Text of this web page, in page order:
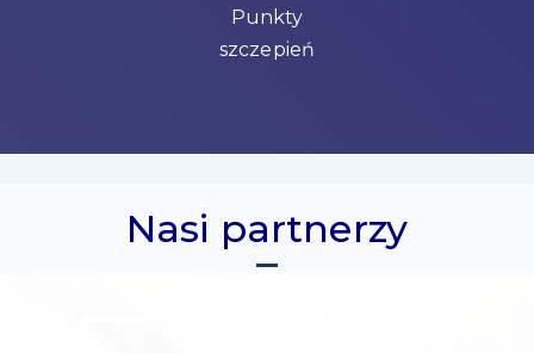
Punkty
szczepień
Nasi partnerzy